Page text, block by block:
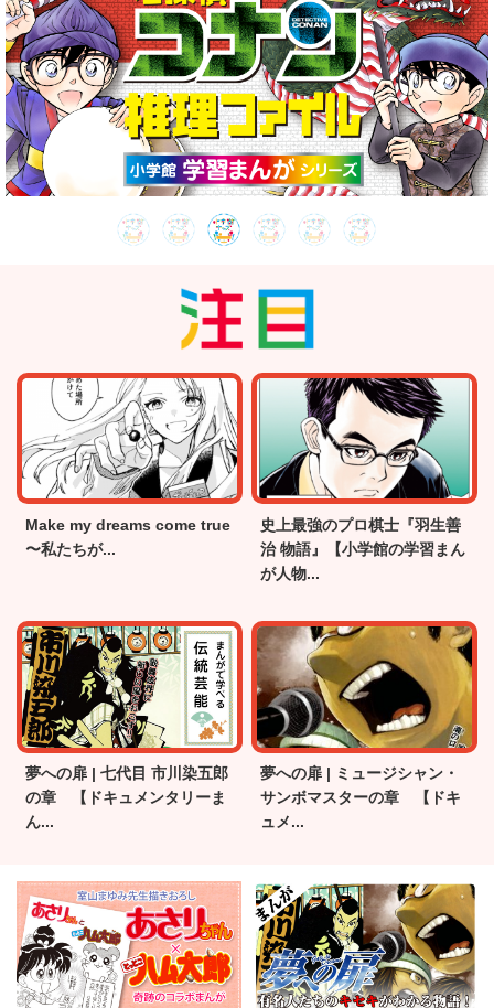
Make my dreams come true
〜私たちが...
史上最強のプロ棋士『羽生善
治 物語』【小学館の学習まん
が人物...
夢への扉 | 七代目 市川染五郎
の章 【ドキュメンタリーま
ん...
夢への扉 | ミュージシャン・
サンボマスターの章 【ドキ
ュメ...